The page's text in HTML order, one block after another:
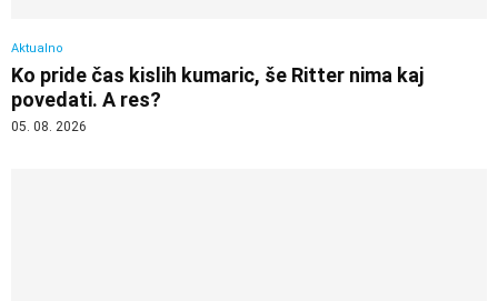
Aktualno
Ko pride čas kislih kumaric, še Ritter nima kaj
povedati. A res?
05. 08. 2026